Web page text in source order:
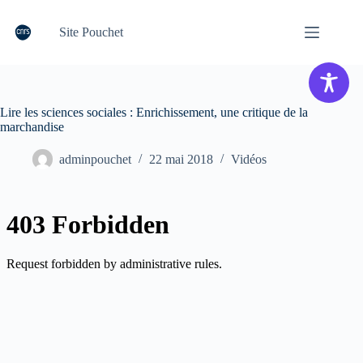
contenu
Site Pouchet
Lire les sciences sociales : Enrichissement, une critique de la
marchandise
adminpouchet 22 mai 2018 Vidéos